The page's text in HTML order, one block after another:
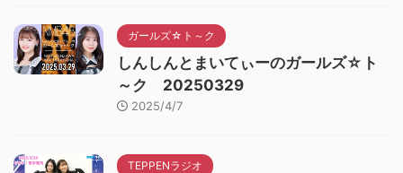
ガールズ☆ト～ク
しんしんとまいてぃーのガールズ☆ト
～ク 20250329
2025/4/7
TEPPENラジオ